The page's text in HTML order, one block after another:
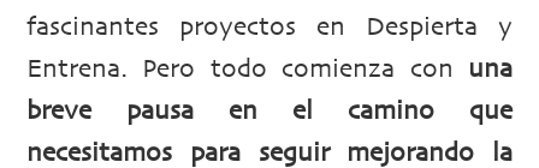
fascinantes proyectos en Despierta y
Entrena. Pero todo comienza con una
breve pausa en el camino que
necesitamos para seguir mejorando la